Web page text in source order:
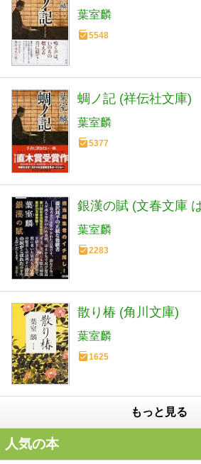
葉室麟
5548
蜩ノ記 (祥伝社文庫)
葉室麟
5377
銀漢の賦 (文春文庫
葉室麟
2283
散り椿 (角川文庫)
葉室麟
1625
もっと見る
人気の本